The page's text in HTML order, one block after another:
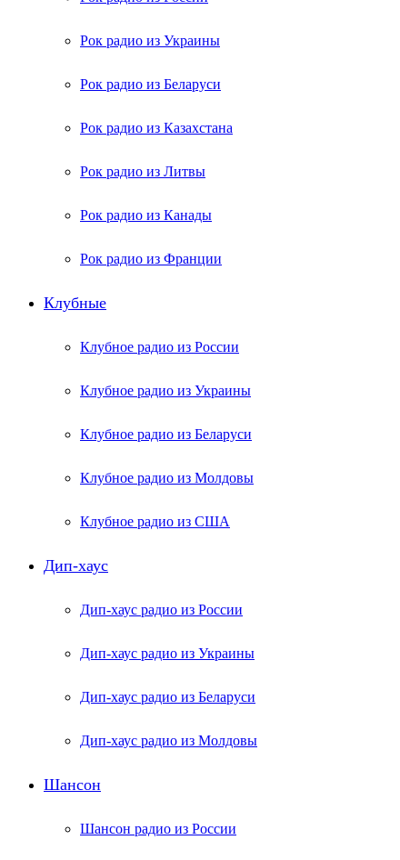
Рок радио из Украины
Рок радио из Беларуси
Рок радио из Казахстана
Рок радио из Литвы
Рок радио из Канады
Рок радио из Франции
Клубные
Клубное радио из России
Клубное радио из Украины
Клубное радио из Беларуси
Клубное радио из Молдовы
Клубное радио из США
Дип-хаус
Дип-хаус радио из России
Дип-хаус радио из Украины
Дип-хаус радио из Беларуси
Дип-хаус радио из Молдовы
Шансон
Шансон радио из России